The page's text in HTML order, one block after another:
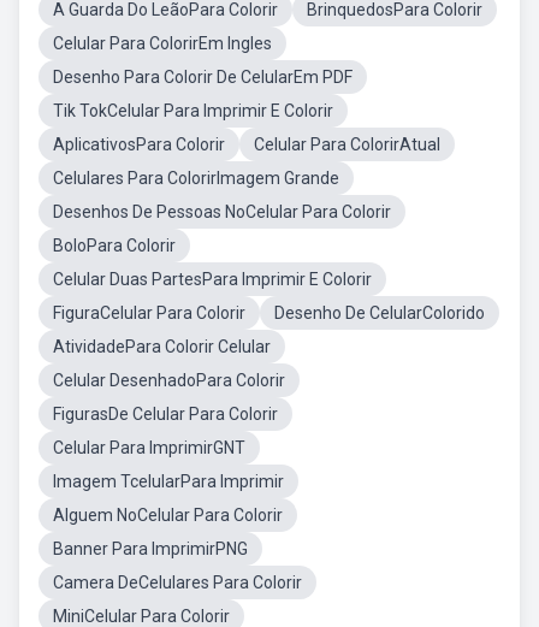
A Guarda Do LeãoPara Colorir
BrinquedosPara Colorir
Celular Para ColorirEm Ingles
Desenho Para Colorir De CelularEm PDF
Tik TokCelular Para Imprimir E Colorir
AplicativosPara Colorir
Celular Para ColorirAtual
Celulares Para ColorirImagem Grande
Desenhos De Pessoas NoCelular Para Colorir
BoloPara Colorir
Celular Duas PartesPara Imprimir E Colorir
FiguraCelular Para Colorir
Desenho De CelularColorido
AtividadePara Colorir Celular
Celular DesenhadoPara Colorir
FigurasDe Celular Para Colorir
Celular Para ImprimirGNT
Imagem TcelularPara Imprimir
Alguem NoCelular Para Colorir
Banner Para ImprimirPNG
Camera DeCelulares Para Colorir
MiniCelular Para Colorir